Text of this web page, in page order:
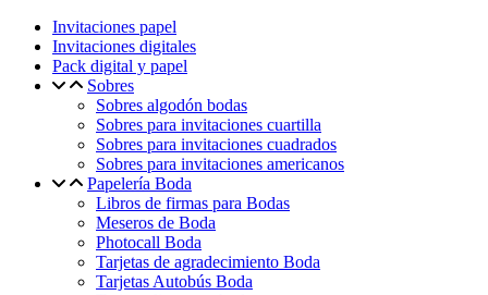
Invitaciones papel
Invitaciones digitales
Pack digital y papel
Sobres
Sobres algodón bodas
Sobres para invitaciones cuartilla
Sobres para invitaciones cuadrados
Sobres para invitaciones americanos
Papelería Boda
Libros de firmas para Bodas
Meseros de Boda
Photocall Boda
Tarjetas de agradecimiento Boda
Tarjetas Autobús Boda